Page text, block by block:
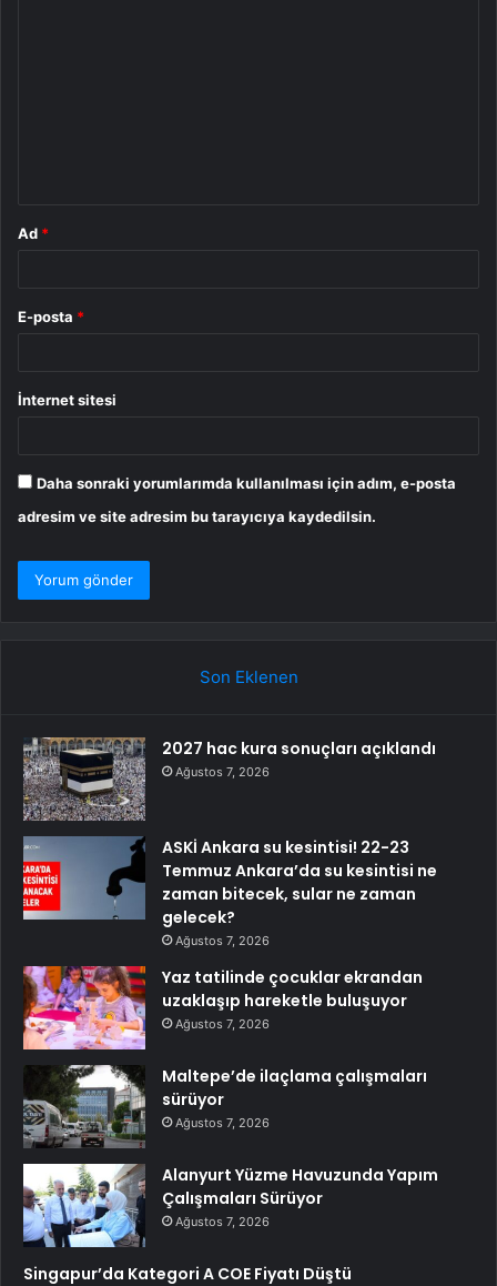
Ad *
E-posta *
İnternet sitesi
Daha sonraki yorumlarımda kullanılması için adım, e-posta
adresim ve site adresim bu tarayıcıya kaydedilsin.
Son Eklenen
2027 hac kura sonuçları açıklandı
Ağustos 7, 2026
ASKİ Ankara su kesintisi! 22-23
Temmuz Ankara’da su kesintisi ne
zaman bitecek, sular ne zaman
gelecek?
Ağustos 7, 2026
Yaz tatilinde çocuklar ekrandan
uzaklaşıp hareketle buluşuyor
Ağustos 7, 2026
Maltepe’de ilaçlama çalışmaları
sürüyor
Ağustos 7, 2026
Alanyurt Yüzme Havuzunda Yapım
Çalışmaları Sürüyor
Ağustos 7, 2026
Singapur’da Kategori A COE Fiyatı Düştü